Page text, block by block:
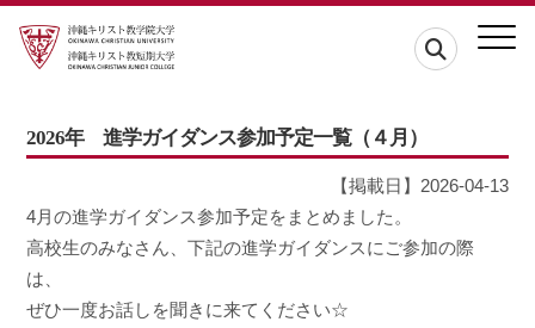
2026年 進学ガイダンス参加予定一覧（４月）
【掲載日】2026-04-13
4月の進学ガイダンス参加予定をまとめました。
高校生のみなさん、下記の進学ガイダンスにご参加の際
は、
ぜひ一度お話しを聞きに来てください☆